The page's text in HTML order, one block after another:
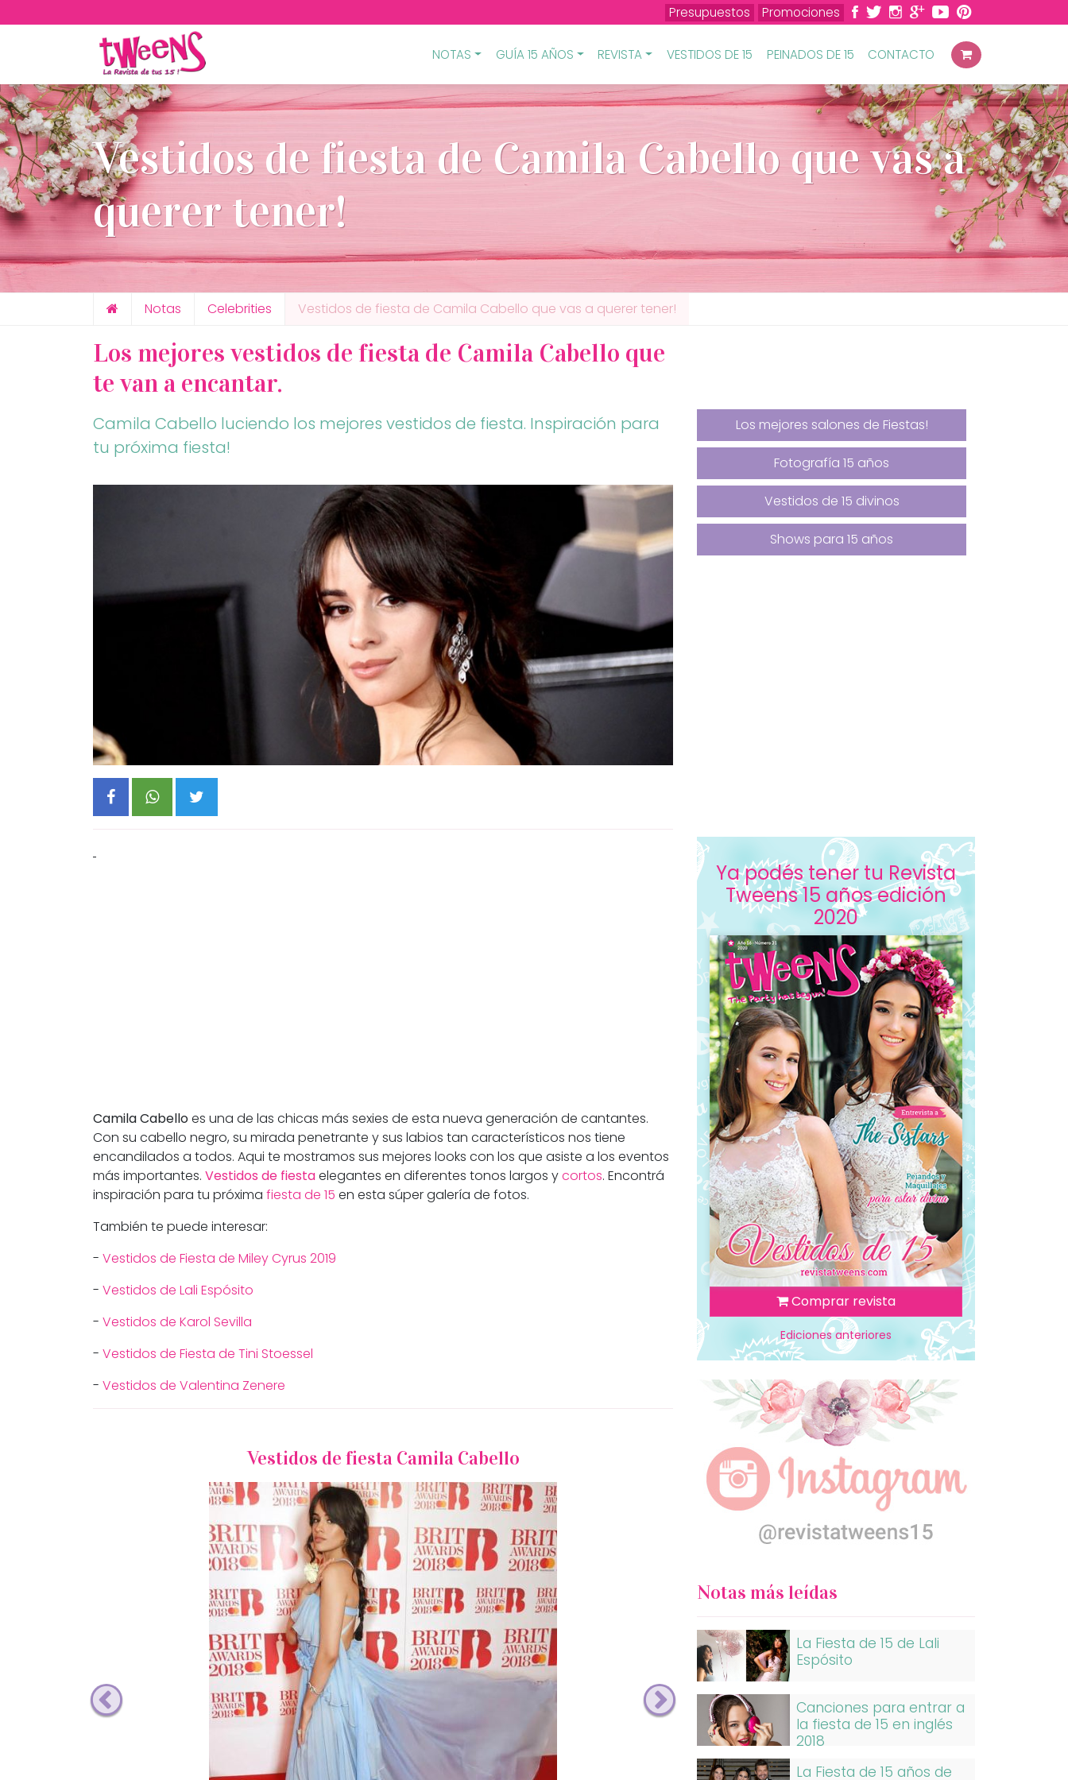
Presupuestos Promociones
NOTAS GUÍA 15 AÑOS REVISTA VESTIDOS DE 15 PEINADOS DE 15 CONTACTO
Vestidos de fiesta de Camila Cabello que vas a
querer tener!
Notas Celebrities Vestidos de fiesta de Camila Cabello que vas a querer tener!
Los mejores vestidos de fiesta de Camila Cabello que
te van a encantar.
Camila Cabello luciendo los mejores vestidos de fiesta. Inspiración para
tu próxima fiesta!
Camila Cabelloes una de las chicas más sexies de esta nueva generación de cantantes.
Con su cabello negro, su mirada penetrante y sus labios tan característicos nos tiene
encandilados a todos. Aqui te mostramos sus mejores looks con los que asiste a los eventos
más importantes. Vestidos de fiestaelegantes en diferentes tonos largos ycortos. Encontrá
inspiración para tu próxima fiesta de 15 en esta súper galería de fotos.
También te puede interesar:
- Vestidos de Fiesta de Miley Cyrus 2019
- Vestidos de Lali Espósito
- Vestidos de Karol Sevilla
- Vestidos de Fiesta de Tini Stoessel
- Vestidos de Valentina Zenere
Vestidos de fiesta Camila Cabello
Los mejores salones de Fiestas!
Fotografía 15 años
Vestidos de 15 divinos
Shows para 15 años
Ya podés tener tu Revista
Tweens 15 años edición
2020
Comprar revista
Ediciones anteriores
Notas más leídas
La Fiesta de 15 de Lali
Espósito
Canciones para entrar a
la fiesta de 15 en inglés
2018
La Fiesta de 15 años de